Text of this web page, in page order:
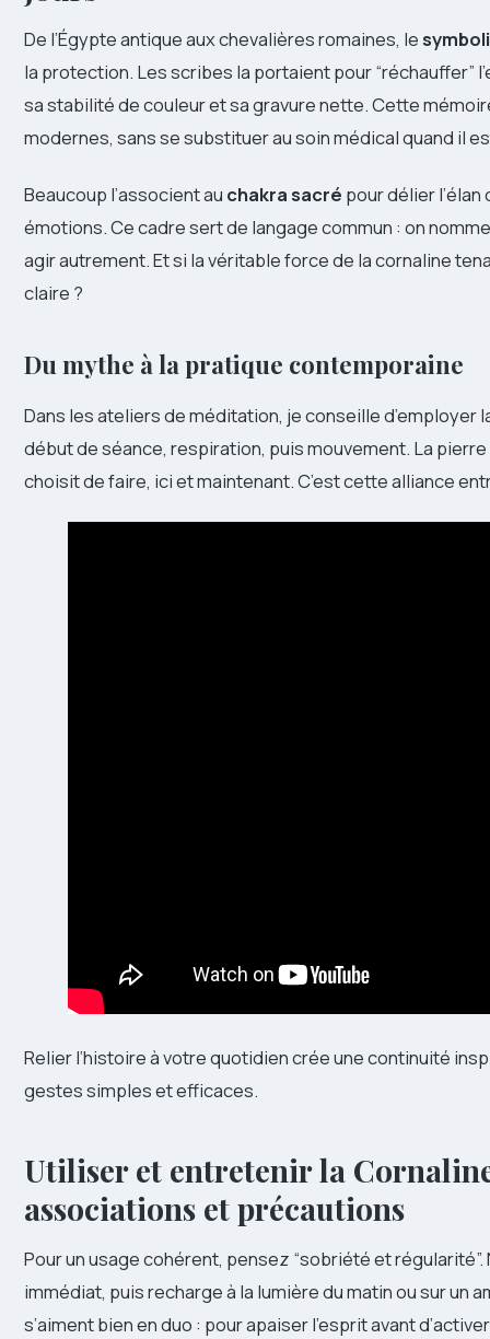
De l’Égypte antique aux chevalières romaines, le
la protection. Les scribes la portaient pour “réchauffer”
sa stabilité de couleur et sa gravure nette. Cette
modernes, sans se substituer au soin médical quand il
Beaucoup l’associent au chakra sacré pour délier
émotions. Ce cadre sert de langage commun : on
agir autrement. Et si la véritable force de la cornaline
claire ?
Du mythe à la pratique contemporaine
Dans les ateliers de méditation, je conseille d’employer
début de séance, respiration, puis mouvement. La pierre
choisit de faire, ici et maintenant. C’est cette alliance
Relier l’histoire à votre quotidien crée une continuité
gestes simples et efficaces.
Utiliser et entretenir la
associations et précautions
Pour un usage cohérent, pensez “sobriété et
immédiat, puis recharge à la lumière du matin ou sur un
s’aiment bien en duo : pour apaiser l’esprit avant